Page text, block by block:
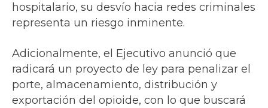
hospitalario, su desvío hacia redes criminales
representa un riesgo inminente.
Adicionalmente, el Ejecutivo anunció que
radicará un proyecto de ley para penalizar el
porte, almacenamiento, distribución y
exportación del opioide, con lo que buscará